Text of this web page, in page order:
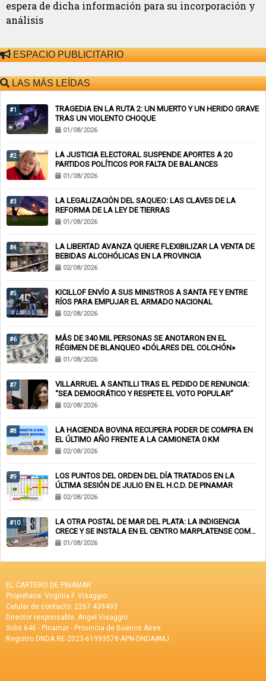
espera de dicha información para su incorporación y
análisis
ESPACIO PUBLICITARIO
LAS MÁS LEÍDAS
#1
TRAGEDIA EN LA RUTA 2: UN MUERTO Y UN HERIDO GRAVE
TRAS UN VIOLENTO CHOQUE
01/08/2026
#2
LA JUSTICIA ELECTORAL SUSPENDE APORTES A 20
PARTIDOS POLÍTICOS POR FALTA DE BALANCES
01/08/2026
#3
LA LEGALIZACIÓN DEL SAQUEO: LAS CLAVES DE LA
REFORMA DE LA LEY DE TIERRAS
01/08/2026
#4
LA LIBERTAD AVANZA QUIERE FLEXIBILIZAR LA VENTA DE
BEBIDAS ALCOHÓLICAS EN LA PROVINCIA
02/08/2026
#5
KICILLOF ENVÍO A SUS MINISTROS A SANTA FE Y ENTRE
RÍOS PARA EMPUJAR EL ARMADO NACIONAL
02/08/2026
#6
MÁS DE 340 MIL PERSONAS SE ANOTARON EN EL
RÉGIMEN DE BLANQUEO «DÓLARES DEL COLCHÓN»
01/08/2026
#7
VILLARRUEL A SANTILLI TRAS EL PEDIDO DE RENUNCIA:
“SEA DEMOCRÁTICO Y RESPETE EL VOTO POPULAR”
02/08/2026
#8
LA HACIENDA BOVINA RECUPERA PODER DE COMPRA EN
EL ÚLTIMO AÑO FRENTE A LA CAMIONETA 0 KM
02/08/2026
#9
LOS PUNTOS DEL ORDEN DEL DÍA TRATADOS EN LA
ÚLTIMA SESIÓN DE JULIO EN EL H.C.D. DE PINAMAR
02/08/2026
#10
LA OTRA POSTAL DE MAR DEL PLATA: LA INDIGENCIA
CRECE Y SE INSTALA EN EL CENTRO MARPLATENSE COMO
PAISAJE COTIDIANO
01/08/2026
EL CARTERO DE PINAMAR
Propietaria: Virginia F. Visaggio
Celular de contacto: 2267 439493
Director responsable: Angel Visaggio
Solis 646 - Pinamar - Provincia de Buenos Aires
Registro DNDA RE-2023-61993578-APN-DNDA#MJ